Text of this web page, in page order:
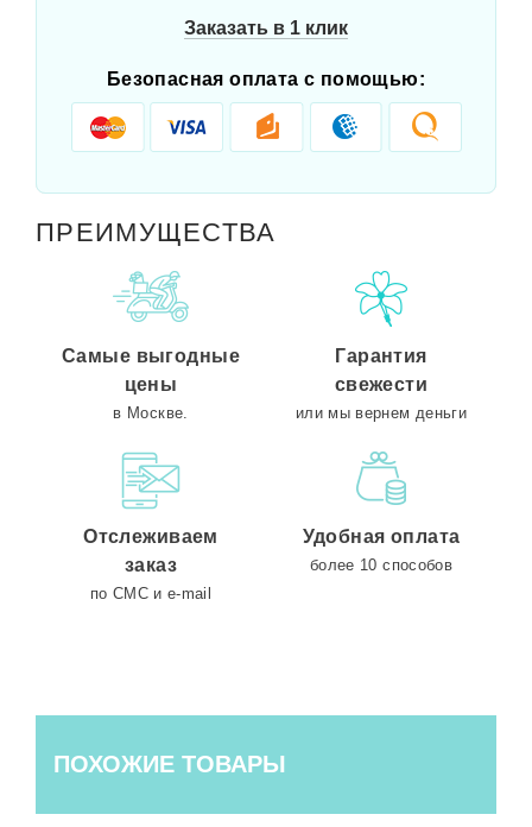
Заказать в 1 клик
Безопасная оплата с помощью:
ПРЕИМУЩЕСТВА
Самые выгодные
цены
в Москве.
Гарантия
свежести
или мы вернем деньги
Отслеживаем
заказ
по СМС и e-mail
Удобная оплата
более 10 способов
ПОХОЖИЕ ТОВАРЫ